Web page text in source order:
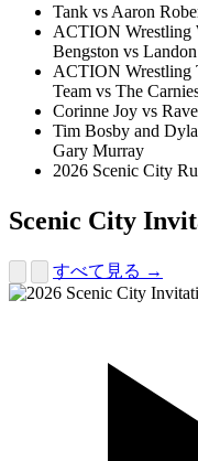
Tank vs Aaron
ACTION Wrestling
Bengston vs
ACTION Wrestling
Team vs The
Corinne Joy vs
Tim Bosby and
Gary Murray
2026 Scenic City
Scenic City
すべて見る →